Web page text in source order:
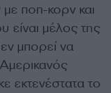
ποπ-κορν και
είναι μέλος της
μπορεί να
εκτενέστατα το